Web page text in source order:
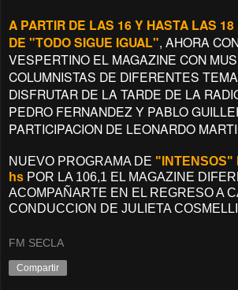
A PARTIR DE LAS 16 Y HASTA LAS
DE "TODO SIGUE IGUAL", AHORA
VESPERTINO EL MAGAZINE CON
COLUMNISTAS DE DIFERENTES
DISFRUTAR DE LA TARDE DE LA
PEDRO FERNANDEZ Y PABLO
PARTICIPACION DE LEONARDO
NUEVO PROGRAMA DE "INTENSOS"
hs POR LA 106,1 EL MAGAZINE
ACOMPAÑARTE EN EL REGRESO A
CONDUCCION DE JULIETA
FM SECLA
Compartir